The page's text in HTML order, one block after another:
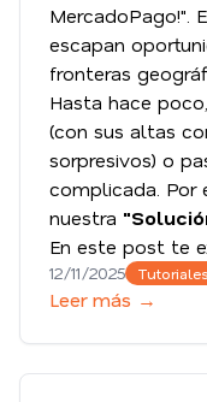
MercadoPago!".
escapan
fronteras
Hasta hace
(con sus altas
sorpresivos) o
complicada. Por
nuestra
En este post te
12/11/2025 Tutoriales
Leer más →